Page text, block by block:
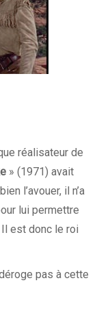
réalisateur de
» (1971) avait
l’avouer, il n’a
lui permettre
est donc le roi
pas à cette